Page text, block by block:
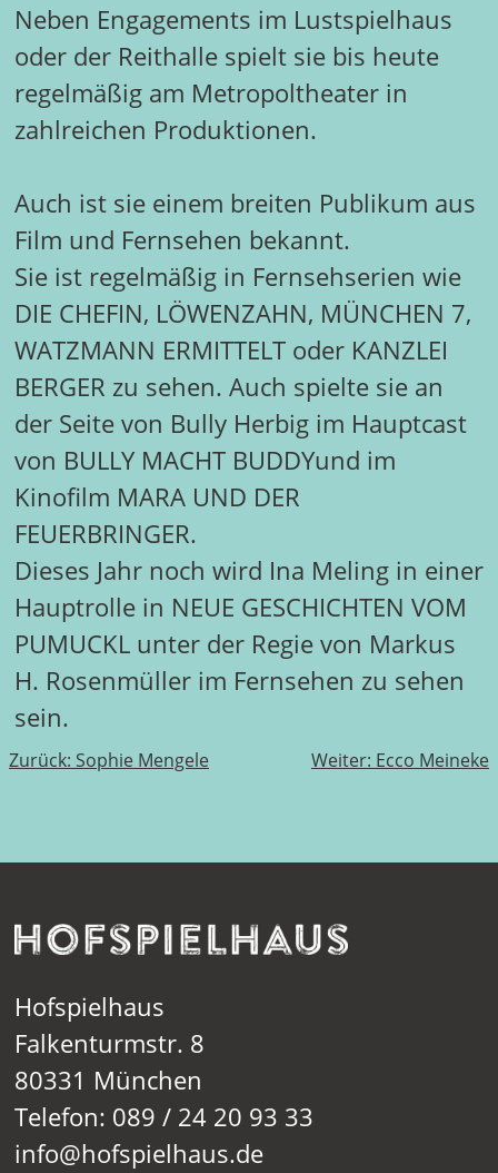
Neben Engagements im Lustspielhaus
oder der Reithalle spielt sie bis heute
regelmäßig am Metropoltheater in
zahlreichen Produktionen.
Auch ist sie einem breiten Publikum aus
Film und Fernsehen bekannt.
Sie ist regelmäßig in Fernsehserien wie
DIE CHEFIN, LÖWENZAHN, MÜNCHEN 7,
WATZMANN ERMITTELT oder KANZLEI
BERGER zu sehen. Auch spielte sie an
der Seite von Bully Herbig im Hauptcast
von BULLY MACHT BUDDYund im
Kinofilm MARA UND DER
FEUERBRINGER.
Dieses Jahr noch wird Ina Meling in einer
Hauptrolle in NEUE GESCHICHTEN VOM
PUMUCKL unter der Regie von Markus
H. Rosenmüller im Fernsehen zu sehen
sein.
Beitragsnavigation
Zurück: Sophie Mengele Weiter: Ecco Meineke
Hofspielhaus
Falkenturmstr. 8
80331 München
Telefon: 089 / 24 20 93 33
info@hofspielhaus.de